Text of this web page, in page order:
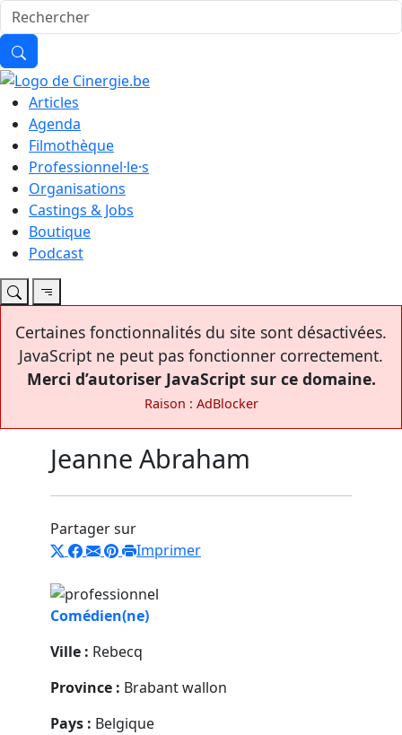
Articles
Agenda
Filmothèque
Professionnel·le·s
Organisations
Castings & Jobs
Boutique
Podcast
Certaines fonctionnalités du site sont désactivées.
JavaScript ne peut pas fonctionner correctement.
Merci d’autoriser JavaScript sur ce domaine.
Raison : AdBlocker
Jeanne Abraham
Partager sur
Imprimer
Comédien(ne)
Ville : Rebecq
Province : Brabant wallon
Pays : Belgique